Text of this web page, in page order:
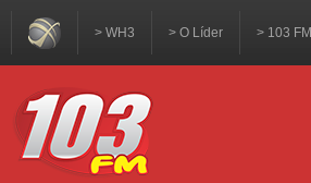
> WH3 > O Líder > 103 FM